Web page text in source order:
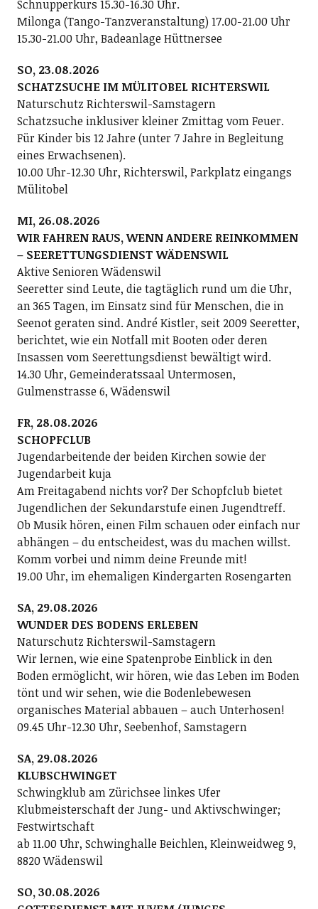
Schnupperkurs 15.30-16.30 Uhr.
Milonga (Tango-Tanzveranstaltung) 17.00-21.00 Uhr
15.30-21.00 Uhr, Badeanlage Hüttnersee
SO, 23.08.2026
SCHATZSUCHE IM MÜLITOBEL RICHTERSWIL
Naturschutz Richterswil-Samstagern
Schatzsuche inklusiver kleiner Zmittag vom Feuer.
Für Kinder bis 12 Jahre (unter 7 Jahre in Begleitung
eines Erwachsenen).
10.00 Uhr-12.30 Uhr, Richterswil, Parkplatz eingangs
Mülitobel
MI, 26.08.2026
WIR FAHREN RAUS, WENN ANDERE REINKOMMEN
– SEERETTUNGSDIENST WÄDENSWIL
Aktive Senioren Wädenswil
Seeretter sind Leute, die tagtäglich rund um die Uhr,
an 365 Tagen, im Einsatz sind für Menschen, die in
Seenot geraten sind. André Kistler, seit 2009 Seeretter,
berichtet, wie ein Notfall mit Booten oder deren
Insassen vom Seerettungsdienst bewältigt wird.
14.30 Uhr, Gemeinderatssaal Untermosen,
Gulmenstrasse 6, Wädenswil
FR, 28.08.2026
SCHOPFCLUB
Jugendarbeitende der beiden Kirchen sowie der
Jugendarbeit kuja
Am Freitagabend nichts vor? Der Schopfclub bietet
Jugendlichen der Sekundarstufe einen Jugendtreff.
Ob Musik hören, einen Film schauen oder einfach nur
abhängen – du entscheidest, was du machen willst.
Komm vorbei und nimm deine Freunde mit!
19.00 Uhr, im ehemaligen Kindergarten Rosengarten
SA, 29.08.2026
WUNDER DES BODENS ERLEBEN
Naturschutz Richterswil-Samstagern
Wir lernen, wie eine Spatenprobe Einblick in den
Boden ermöglicht, wir hören, wie das Leben im Boden
tönt und wir sehen, wie die Bodenlebewesen
organisches Material abbauen – auch Unterhosen!
09.45 Uhr-12.30 Uhr, Seebenhof, Samstagern
SA, 29.08.2026
KLUBSCHWINGET
Schwingklub am Zürichsee linkes Ufer
Klubmeisterschaft der Jung- und Aktivschwinger;
Festwirtschaft
ab 11.00 Uhr, Schwinghalle Beichlen, Kleinweidweg 9,
8820 Wädenswil
SO, 30.08.2026